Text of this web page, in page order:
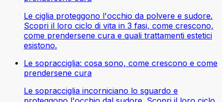
Le ciglia proteggono l'occhio da polvere e sudore.
Scopri il loro ciclo di vita in 3 fasi, come crescono,
come prendersene cura e quali trattamenti estetici
esistono.
Le sopracciglia: cosa sono, come crescono e come
prendersene cura
Le sopracciglia incorniciano lo sguardo e